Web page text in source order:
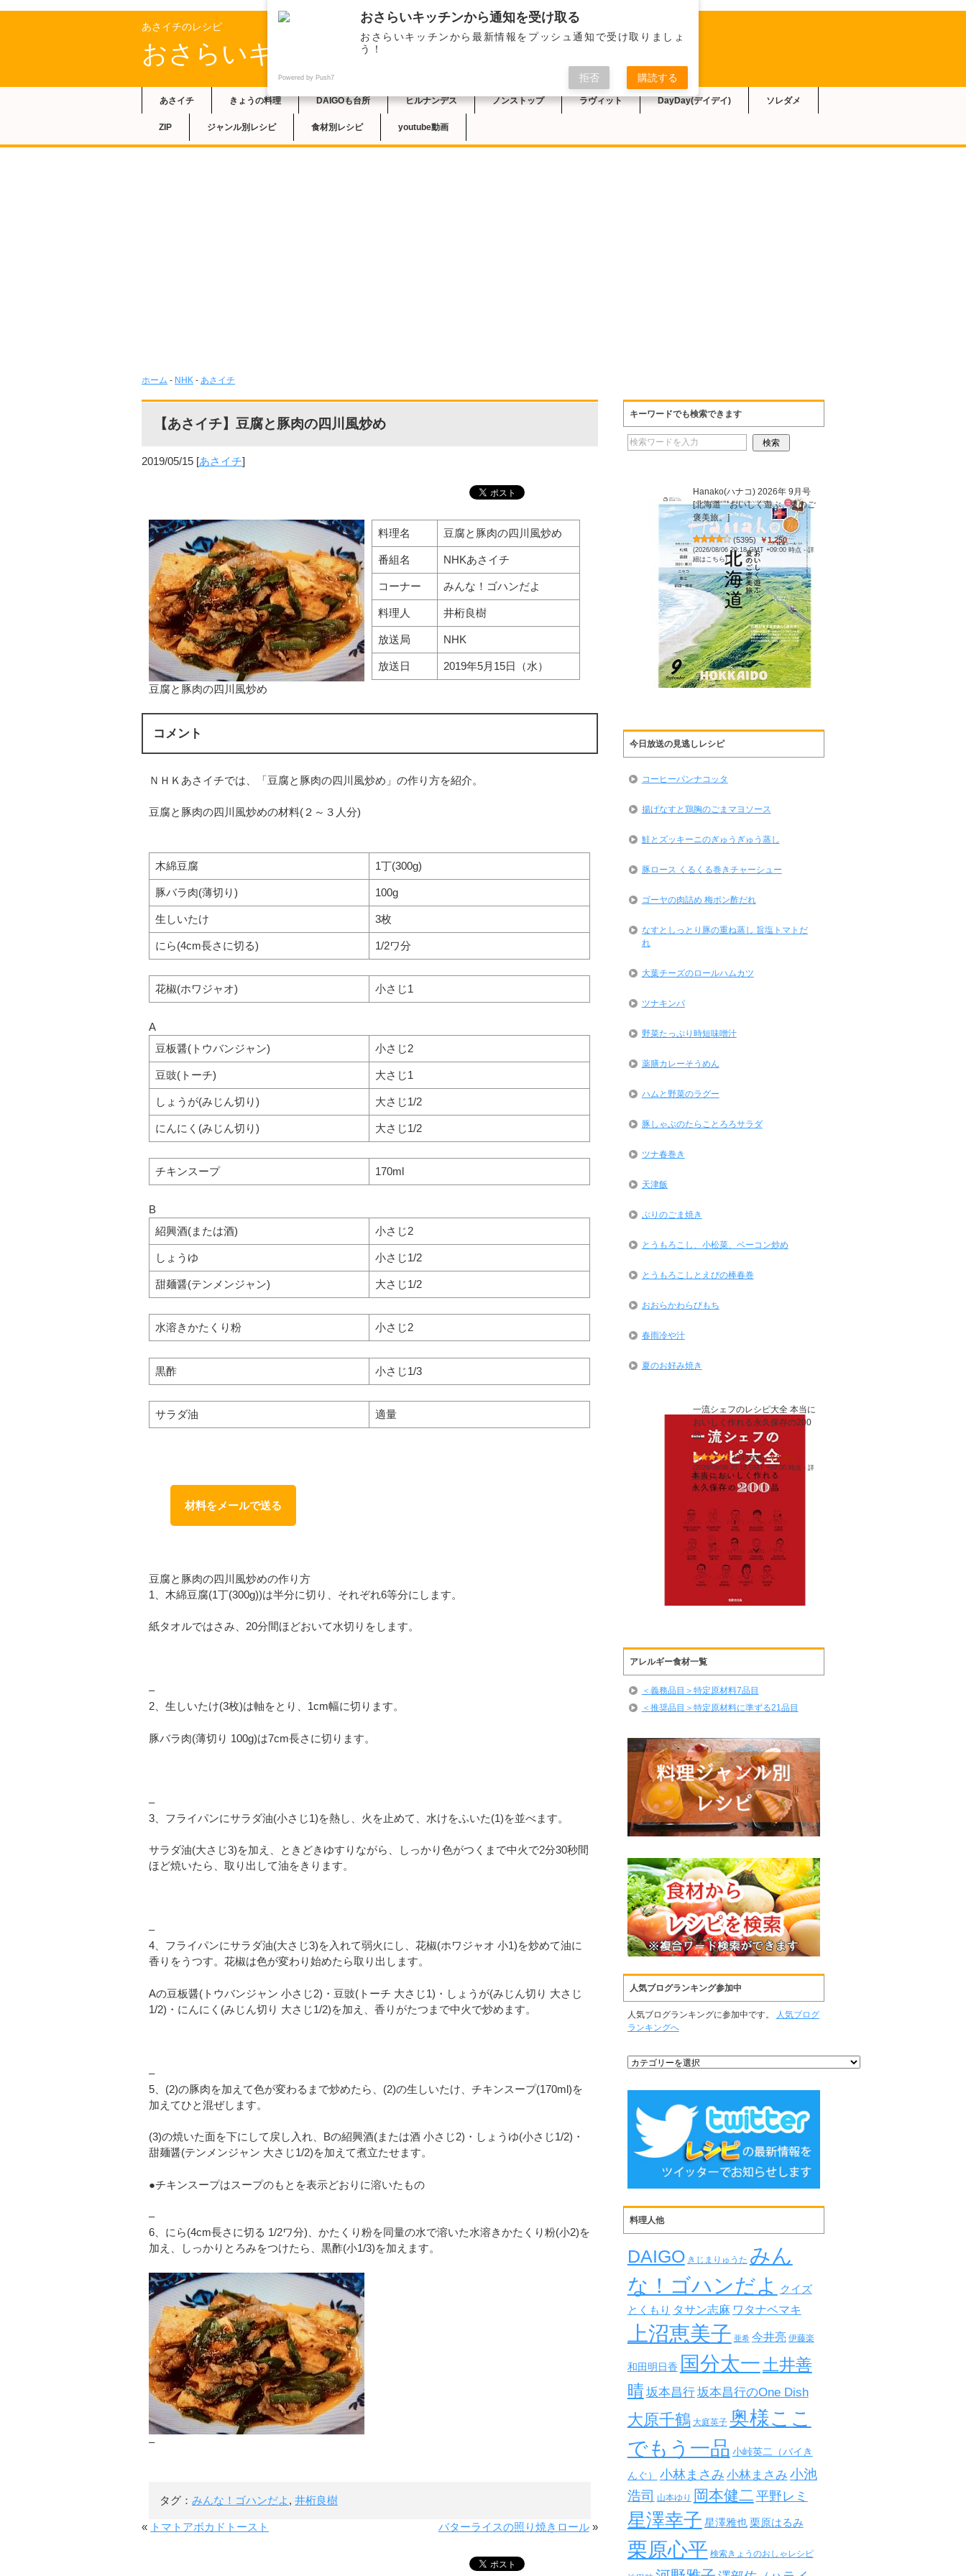
あさイチのレシピ
おさらいキッチン
あさイチ きょうの料理 DAIGOも台所 ヒルナンデス ノンストップ ラヴィット DayDay(デイデイ) ソレダメ
ZIP ジャンル別レシピ 食材別レシピ youtube動画
ホーム - NHK - あさイチ
【あさイチ】豆腐と豚肉の四川風炒め
2019/05/15 [あさイチ]
豆腐と豚肉の四川風炒め
料理名 豆腐と豚肉の四川風炒め
番組名 NHKあさイチ
コーナー みんな！ゴハンだよ
料理人 井桁良樹
放送局 NHK
放送日 2019年5月15日（水）
コメント
ＮＨＫあさイチでは、「豆腐と豚肉の四川風炒め」の作り方を紹介。
豆腐と豚肉の四川風炒めの材料(２～３人分)
木綿豆腐 1丁(300g)
豚バラ肉(薄切り) 100g
生しいたけ 3枚
にら(4cm長さに切る) 1/2ワ分
花椒(ホワジャオ) 小さじ1
A
豆板醤(トウバンジャン)
小さじ2
豆豉(トーチ) 大さじ1
しょうが(みじん切り) 大さじ1/2
にんにく(みじん切り) 大さじ1/2
チキンスープ 170ml
B
紹興酒(または酒)
小さじ2
しょうゆ 小さじ1/2
甜麺醤(テンメンジャン) 大さじ1/2
水溶きかたくり粉 小さじ2
黒酢 小さじ1/3
サラダ油 適量
材料をメールで送る
豆腐と豚肉の四川風炒めの作り方
1、木綿豆腐(1丁(300g))は半分に切り、それぞれ6等分にします。
紙タオルではさみ、20分間ほどおいて水切りをします。
–
2、生しいたけ(3枚)は軸をとり、1cm幅に切ります。
豚バラ肉(薄切り 100g)は7cm長さに切ります。
–
3、フライパンにサラダ油(小さじ1)を熱し、火を止めて、水けをふいた(1)を並べます。
サラダ油(大さじ3)を加え、ときどきゆすりながら、しっかり色がつくまで中火で2分30秒間
ほど焼いたら、取り出して油をきります。
–
4、フライパンにサラダ油(大さじ3)を入れて弱火にし、花椒(ホワジャオ 小1)を炒めて油に
香りをうつす。花椒は色が変わり始めたら取り出します。
Aの豆板醤(トウバンジャン 小さじ2)・豆豉(トーチ 大さじ1)・しょうが(みじん切り 大さじ
1/2)・にんにく(みじん切り 大さじ1/2)を加え、香りがたつまで中火で炒めます。
–
5、(2)の豚肉を加えて色が変わるまで炒めたら、(2)の生しいたけ、チキンスープ(170ml)を
加えてひと混ぜします。
(3)の焼いた面を下にして戻し入れ、Bの紹興酒(または酒 小さじ2)・しょうゆ(小さじ1/2)・
甜麺醤(テンメンジャン 大さじ1/2)を加えて煮立たせます。
●チキンスープはスープのもとを表示どおりに溶いたもの
–
6、にら(4cm長さに切る 1/2ワ分)、かたくり粉を同量の水で溶いた水溶きかたくり粉(小2)を
加え、しっかりとろみをつけたら、黒酢(小1/3)を加えます。
–
タグ： みんな！ゴハンだよ , 井桁良樹
« トマトアボカドトースト バターライスの照り焼きロール»
キーワードでも検索できます
Hanako(ハナコ) 2026年 9月号
[北海道 おいしく遊ぶ、夏のご
褒美旅。]
(5395) ￥1,250
(2026/08/06 20:18 GMT +09:00 時点 -詳
細はこちら)
今日放送の見逃しレシピ
コーヒーパンナコッタ
揚げなすと鶏胸のごまマヨソース
鮭とズッキーニのぎゅうぎゅう蒸し
豚ロース くるくる巻きチャーシュー
ゴーヤの肉詰め 梅ポン酢だれ
なすとしっとり豚の重ね蒸し 旨塩トマトだ
れ
大葉チーズのロールハムカツ
ツナキンパ
野菜たっぷり時短味噌汁
薬膳カレーそうめん
ハムと野菜のラグー
豚しゃぶのたらことろろサラダ
ツナ春巻き
天津飯
ぶりのごま焼き
とうもろこし、小松菜、ベーコン炒め
とうもろこしとえびの棒春巻
おおらかわらびもち
春雨冷や汁
夏のお好み焼き
一流シェフのレシピ大全 本当に
おいしく作れる永久保存の200
品
(545208) ￥2,475
(2026/08/06 20:18 GMT +09:00 時点 -詳
細はこちら)
アレルギー食材一覧
＜義務品目＞特定原材料7品目
＜推奨品目＞特定原材料に準ずる21品目
人気ブログランキング参加中
人気ブログランキングに参加中です。
人気ブログ
ランキングへ
料理人他
DAIGO きじまりゅうた みん
な！ゴハンだよ
クイズ
とくもり タサン志麻 ワタナベマキ
上沼恵美子 亜希 今井亮 伊藤楽
和田明日香 国分太一土井善
晴坂本昌行坂本昌行のOne Dish
大原千鶴 大庭英子 奥様ここ
でもう一品 小峠英二（バイき
んぐ） 小林まさみ 小林まさみ 小池
浩司 山本ゆり 岡本健二 平野レミ
星澤幸子 星澤雅也 栗原はるみ
栗原心平 検索きょうのおしゃレシピ
おさらいキッチンから通知を受け取る
おさらいキッチンから最新情報をプッシュ通知で受け取りましょ
う！
Powered by Push7 拒否 購読する